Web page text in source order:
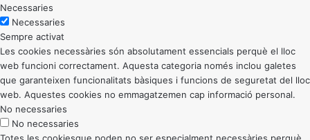
Necessaries
Necessaries
Sempre activat
Les cookies necessàries són absolutament essencials perquè el lloc
web funcioni correctament. Aquesta categoria només inclou galetes
que garanteixen funcionalitats bàsiques i funcions de seguretat del lloc
web. Aquestes cookies no emmagatzemen cap informació personal.
No necessaries
No necessaries